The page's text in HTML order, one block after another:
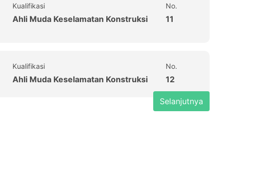
Kualifikasi
Ahli Muda Keselamatan Konstruksi
No.
11
Kualifikasi
Ahli Muda Keselamatan Konstruksi
No.
12
Selanjutnya